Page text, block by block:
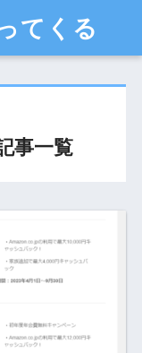
てくる
事一覧